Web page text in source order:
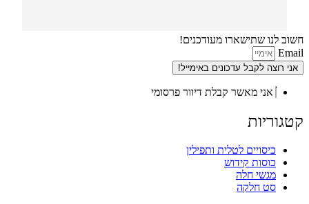
חשוב לנו שתישארו מעודכנים!
Email
אני רוצה לקבל עדכונים באימייל!
אני מאשר קבלת דיוור פרסומי
קטגוריות
כיסויים לטלית ותפילין
כוסות קידוש
מגשי חלה
סט חלקה